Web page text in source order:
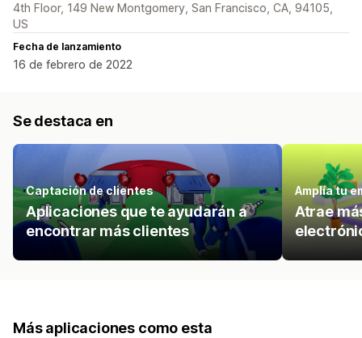
4th Floor, 149 New Montgomery, San Francisco, CA, 94105,
US
Fecha de lanzamiento
16 de febrero de 2022
Se destaca en
Captación de clientes
Aplicaciones que te ayudarán a
encontrar más clientes
Amplía tu
Atrae
Más aplicaciones como esta